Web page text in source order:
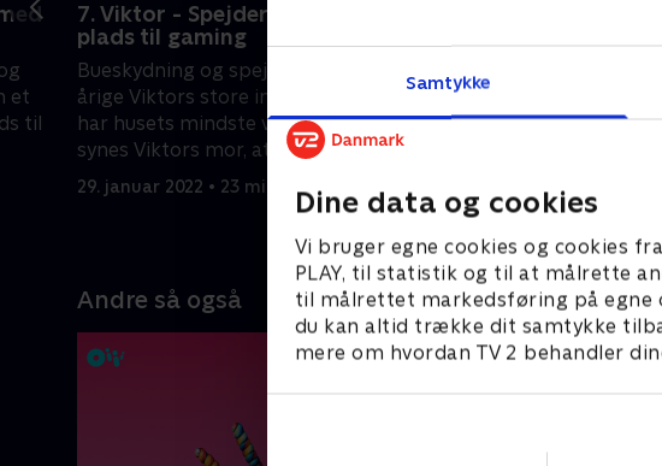
Samtykke
Dine data og cookies
Vi bruger egne cookies og cookies
PLAY, til statistik og til at målrette
til målrettet markedsføring på egne
du kan altid trække dit samtykke
mere om hvordan TV 2 behandler
et
til
7. Viktor - Spejderværelse med
plads til gaming
Bueskydning og spejder! Det er 11-
årige Viktors store interesser. Viktor
har husets mindste værelse, derfor
synes Viktors mor, at han skal have et
nyt værelse.
29. januar 2022 • 23 min
Norah er 9 år gammel
danse! Hun drømmer
danseværelse, hvor der
29. januar 2022 • 21 min
Andre så også